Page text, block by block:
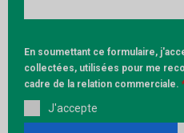
En soumettant ce formulaire,
collectées, utilisées pour me
cadre de la relation commerciale.
J'accepte